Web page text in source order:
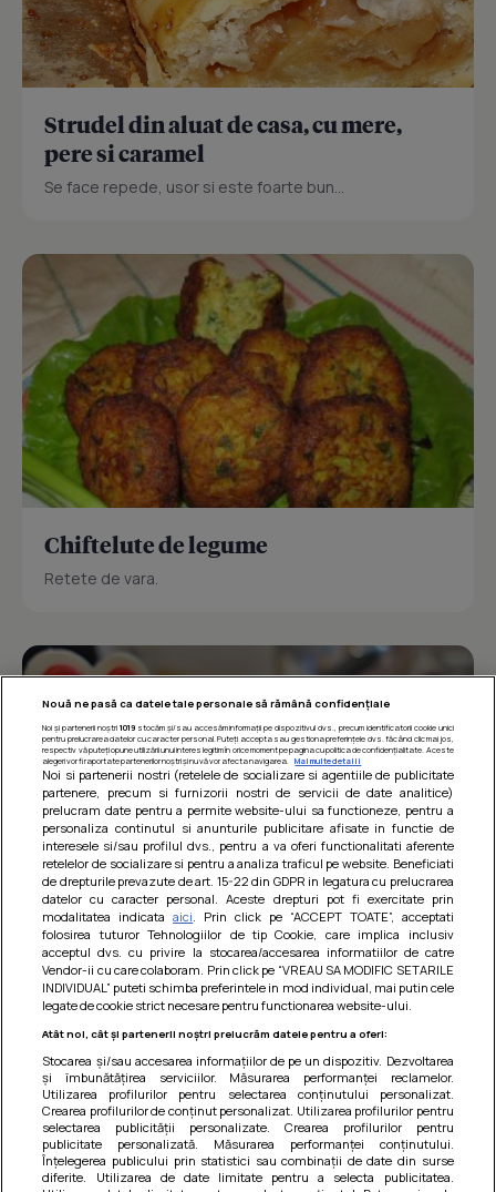
Strudel din aluat de casa, cu mere,
pere si caramel
Se face repede, usor si este foarte bun...
Chiftelute de legume
Retete de vara.
Barcute din vinete cu arpagic rosu
Un deliciu usor de preparat!
Nouă ne pasă ca datele tale personale să rămână confidențiale
Noi și partenerii noștri 1019stocăm și/sau accesăm informații pe dispozitivul dvs., precum identificatorii cookie unici
pentru prelucrarea datelor cu caracter personal. Puteți accepta sau gestiona preferințele dvs. făcând clic mai jos,
respectiv vă puteți opune utilizării unui interes legitim în orice moment pe pagina cu politica de confidențialitate. Aceste
alegeri vor fi raportate partenerilor noștri și nu vă vor afecta navigarea.
Mai multe detalii
Noi si partenerii nostri (retelele de socializare si agentiile de publicitate
partenere, precum si furnizorii nostri de servicii de date analitice)
prelucram date pentru a permite website-ului sa functioneze, pentru a
personaliza continutul si anunturile publicitare afisate in functie de
interesele si/sau profilul dvs., pentru a va oferi functionalitati aferente
retelelor de socializare si pentru a analiza traficul pe website. Beneficiati
de drepturile prevazute de art. 15-22 din GDPR in legatura cu prelucrarea
datelor cu caracter personal. Aceste drepturi pot fi exercitate prin
modalitatea indicataaici . Prin click pe “ACCEPT TOATE”, acceptati
folosirea tuturor Tehnologiilor de tip Cookie, care implica inclusiv
acceptul dvs. cu privire la stocarea/accesarea informatiilor de catre
Vendor-ii cu care colaboram. Prin click pe “VREAU SA MODIFIC SETARILE
INDIVIDUAL” puteti schimba preferintele in mod individual, mai putin cele
legate de cookie strict necesare pentru functionarea website-ului.
Atât noi, cât și partenerii noștri prelucrăm datele pentru a oferi:
Stocarea și/sau accesarea informațiilor de pe un dispozitiv. Dezvoltarea
și îmbunătățirea serviciilor. Măsurarea performanței reclamelor.
Utilizarea profilurilor pentru selectarea conținutului personalizat.
Crearea profilurilor de conținut personalizat. Utilizarea profilurilor pentru
selectarea publicității personalizate. Crearea profilurilor pentru
publicitate personalizată. Măsurarea performanței conținutului.
Înțelegerea publicului prin statistici sau combinații de date din surse
diferite. Utilizarea de date limitate pentru a selecta publicitatea.